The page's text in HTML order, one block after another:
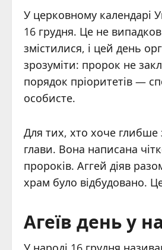
У церковному календарі
16 грудня. Це не
змістилися, і цей день
зрозуміти: пророк не
порядок пріоритетів —
особисте.
Для тих, хто хоче глибше
глави. Вона написана
пророків. Аггей діяв
храм було відбудовано.
Агеїв день у